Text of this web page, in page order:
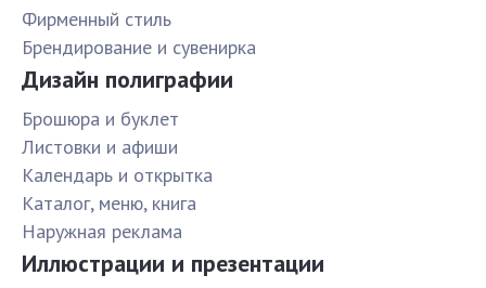
Фирменный стиль
Брендирование и сувенирка
Дизайн полиграфии
Брошюра и буклет
Листовки и афиши
Календарь и открытка
Каталог, меню, книга
Наружная реклама
Иллюстрации и презентации